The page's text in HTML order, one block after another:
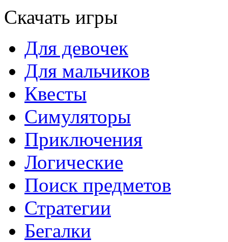
Скачать игры
Для девочек
Для мальчиков
Квесты
Симуляторы
Приключения
Логические
Поиск предметов
Стратегии
Бегалки